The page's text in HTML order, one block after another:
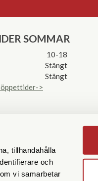
tillhandahålla
och
vi samarbetar
SOMMAR
10-18
Stängt
Stängt
>